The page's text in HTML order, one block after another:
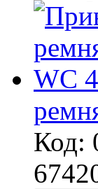
Код: